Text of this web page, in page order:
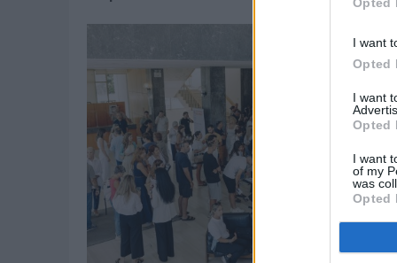
I want
Opted
I want
Opted
I want
of my
was
Opted